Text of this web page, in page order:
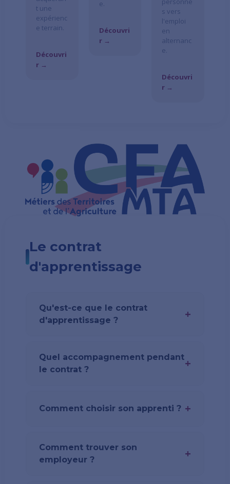
t une
expérienc
e terrain.
Découvri
r →
e.
Découvri
r →
s vers
l'emploi
en
alternanc
e.
Découvri
r →
Le contrat
d'apprentissage
Qu'est-ce que le contrat
d'apprentissage ?
+
Quel accompagnement pendant
le contrat ?
+
Comment choisir son apprenti ? +
Comment trouver son
employeur ?
+